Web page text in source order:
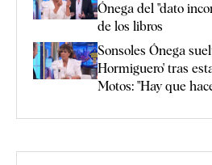
Ónega del "dato
de los libros
Sonsoles Ónega
Hormiguero' tras
Motos: "Hay que